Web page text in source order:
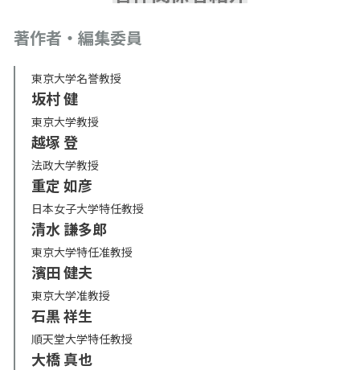
著作者・編集委員
東京大学名誉教授
坂村 健
東京大学教授
越塚 登
法政大学教授
重定 如彦
日本女子大学特任教授
清水 謙多郎
東京大学特任准教授
濱田 健夫
東京大学准教授
石黒 祥生
順天堂大学特任教授
大橋 真也